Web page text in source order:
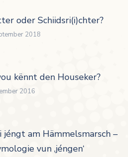
oder Schiidsri(i)chter?
2018
kënnt den Houseker?
2016
jéngt am Hämmelsmarsch –
vun ‚jéngen‘